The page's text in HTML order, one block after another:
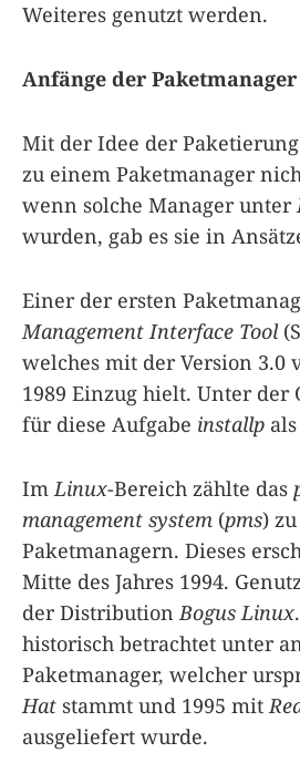
Weiteres genutzt werden.
Anfänge der Paketmanager
Mit der Idee der
zu einem Paketmanager
wenn solche Manager unter
wurden, gab es sie in
Einer der ersten
Management Interface Tool
welches mit der Version 3.0
1989 Einzug hielt. Unter der
für diese Aufgabe installp
ImLinux-Bereich zählte das
management system (pms)
Paketmanagern. Dieses
Mitte des Jahres 1994.
der DistributionBogus Linux
historisch betrachtet unter
Paketmanager, welcher
Hat stammt und 1995 mit
ausgeliefert wurde.